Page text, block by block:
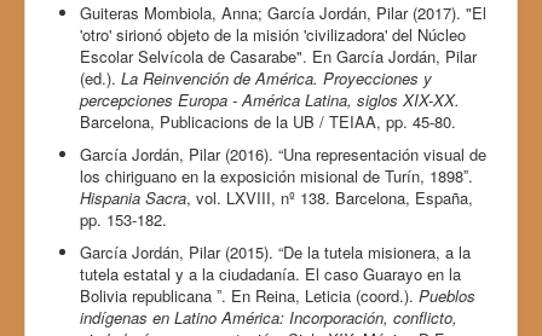
Guiteras Mombiola, Anna; García Jordán, Pilar (2017). "El
'otro' sirionó objeto de la misión 'civilizadora' del Núcleo
Escolar Selvícola de Casarabe". En García Jordán, Pilar
(ed.). La Reinvención de América. Proyecciones y
percepciones Europa - América Latina, siglos XIX-XX.
Barcelona, Publicacions de la UB / TEIAA, pp. 45-80.
García Jordán, Pilar (2016). “Una representación visual de
los chiriguano en la exposición misional de Turín, 1898ˮ.
Hispania Sacra, vol. LXVIII, nº 138. Barcelona, España,
pp. 153-182.
García Jordán, Pilar (2015). “De la tutela misionera, a la
tutela estatal y a la ciudadanía. El caso Guarayo en la
Bolivia republicana ˮ. En Reina, Leticia (coord.). Pueblos
indígenas en Latino América: Incorporación, conflicto,